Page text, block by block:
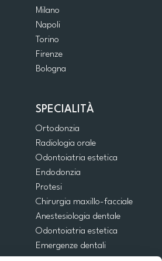
Milano
Napoli
Torino
Firenze
Bologna
SPECIALITÀ
Ortodonzia
Radiologia orale
Odontoiatria estetica
Endodonzia
Protesi
Chirurgia maxillo-facciale
Anestesiologia dentale
Odontoiatria estetica
Emergenze dentali